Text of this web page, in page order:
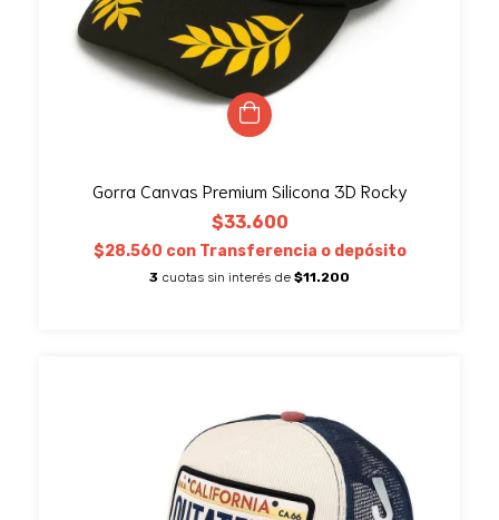
Gorra Canvas Premium Silicona 3D Rocky
$33.600
$28.560 con Transferencia o depósito
3 cuotas sin interés de $11.200